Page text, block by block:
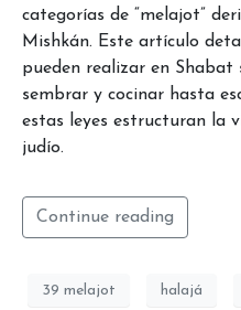
categorías de “melajot”
Mishkán. Este artículo
pueden realizar en Shabat
sembrar y cocinar hasta
estas leyes estructuran la
judío.
Continue reading
39 melajot halajá